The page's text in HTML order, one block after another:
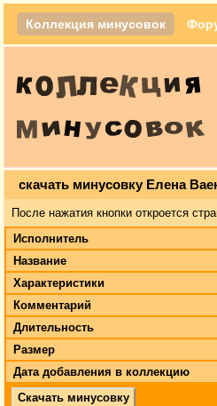
Коллекция минусовок
скачать минусовку Елена
После нажатия кнопки откроется
Исполнитель
Название
Характеристики
Комментарий
Длительность
Размер
Дата добавления в коллекцию
Скачать минусовку